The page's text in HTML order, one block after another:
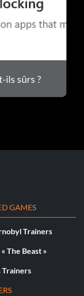
ils sûrs ?
GAMES
Trainers
The Beast »
Trainers